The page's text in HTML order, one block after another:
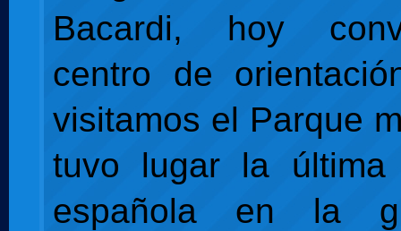
Bacardi, hoy
centro de
visitamos el Parque
tuvo lugar la última
española en la